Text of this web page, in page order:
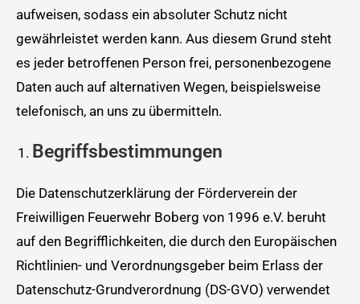
aufweisen, sodass ein absoluter Schutz nicht
gewährleistet werden kann. Aus diesem Grund steht
es jeder betroffenen Person frei, personenbezogene
Daten auch auf alternativen Wegen, beispielsweise
telefonisch, an uns zu übermitteln.
Begriffsbestimmungen
Die Datenschutzerklärung der Förderverein der
Freiwilligen Feuerwehr Boberg von 1996 e.V. beruht
auf den Begrifflichkeiten, die durch den Europäischen
Richtlinien- und Verordnungsgeber beim Erlass der
Datenschutz-Grundverordnung (DS-GVO) verwendet